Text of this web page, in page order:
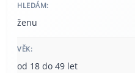
HLEDÁM:
ženu
VĚK:
od 18 do 49 let